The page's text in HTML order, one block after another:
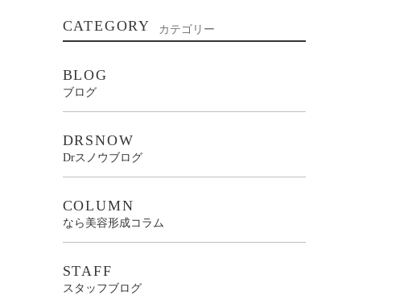
CATEGORY カテゴリー
BLOG
ブログ
DRSNOW
Drスノウブログ
COLUMN
なら美容形成コラム
STAFF
スタッフブログ